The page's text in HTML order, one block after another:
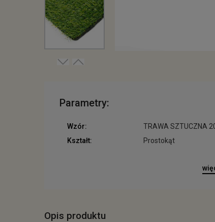
Parametry:
Wzór: TRAWA SZTUCZNA
Kształt:
Prostokąt
Opis produktu